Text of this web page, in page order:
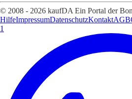
© 2008 - 2026 kaufDA Ein Portal der
HilfeImpressumDatenschutzKontaktAGB
1